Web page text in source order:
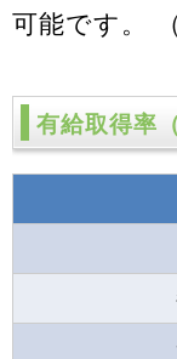
可能です。
有給取得率